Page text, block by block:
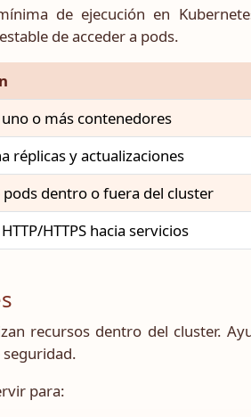
de ejecución en
de acceder a pods.
uno o más contenedores
réplicas y actualizaciones
pods dentro o fuera del cluster
HTTPS hacia servicios
recursos dentro del cluster.
para: